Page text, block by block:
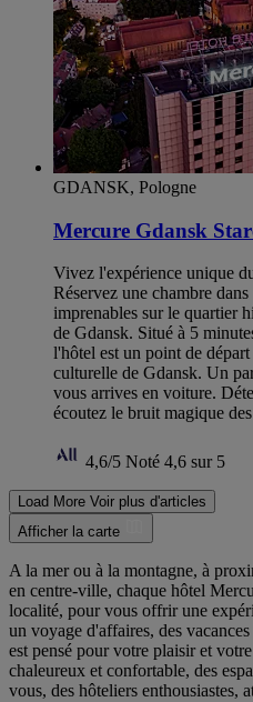
GDANSK, Pologne
Mercure Gdansk
Vivez l'expérience unique
Réservez une chambre
imprenables sur le quartier
de Gdansk. Situé à 5
l'hôtel est un point de
culturelle de Gdansk. Un
vous arrives en voiture.
écoutez le bruit magique
4,6/5 Noté 4,6 sur 5
Load More Voir plus d'articles
Afficher la carte
A la mer ou à la montagne, à
en centre-ville, chaque hôtel
localité, pour vous offrir une
un voyage d'affaires, des
est pensé pour votre plaisir et
chaleureux et confortable, des
vous, des hôteliers enthousiastes,